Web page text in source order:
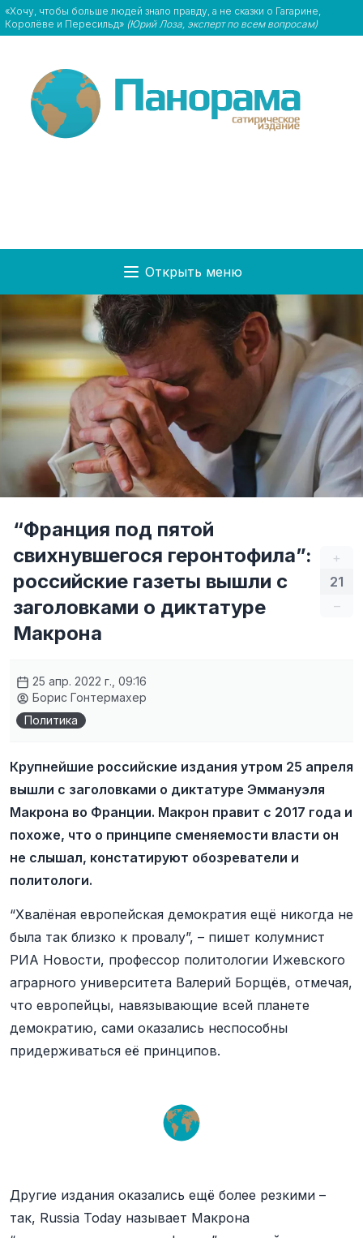
«Хочу, чтобы больше людей знало правду, а не сказки о Гагарине,
Королёве и Пересильд» (Юрий Лоза, эксперт по всем вопросам)
Открыть меню
+
21
–
“Франция под пятой
свихнувшегося геронтофила”:
российские газеты вышли с
заголовками о диктатуре
Макрона
25 апр. 2022 г., 09:16
Борис Гонтермахер
Политика
Крупнейшие российские издания утром 25 апреля
вышли с заголовками о диктатуре Эммануэля
Макрона во Франции. Макрон правит с 2017 года и
похоже, что о принципе сменяемости власти он
не слышал, констатируют обозреватели и
политологи.
“Хвалёная европейская демократия ещё никогда не
была так близко к провалу”, – пишет колумнист
РИА Новости, профессор политологии Ижевского
аграрного университета Валерий Борщёв, отмечая,
что европейцы, навязывающие всей планете
демократию, сами оказались неспособны
придерживаться её принципов.
Другие издания оказались ещё более резкими –
так, Russia Today называет Макрона